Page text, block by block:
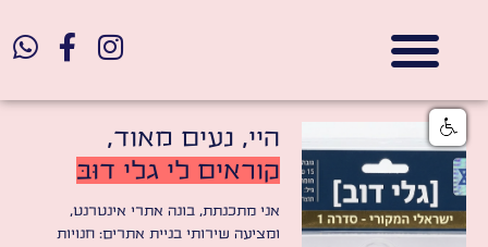
היי, נעים מאוד,
קוראים לי גלי דוּבּ
אני מתכנתת, בונה אתרי אינטרנט,
ומציעה שירותי בניית אתרים: חנויות